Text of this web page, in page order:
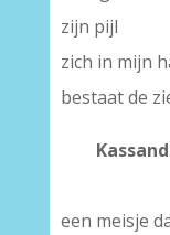
zijn pijl
zich in mijn
bestaat de
een meisje